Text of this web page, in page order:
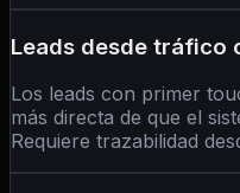
Leads desde tráfico
Los leads con primer
más directa de que el
Requiere trazabilidad